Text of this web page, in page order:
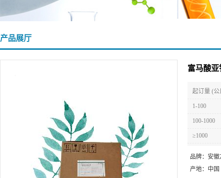
产品展厅
富马酸
起订量 (公
1-100
100-1000
≥1000
品牌： 安徽
产地： 中国